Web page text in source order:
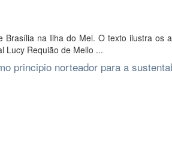
na Ilha do Mel. O texto ilustra os
Lucy Requião de Mello ...
principio norteador para a